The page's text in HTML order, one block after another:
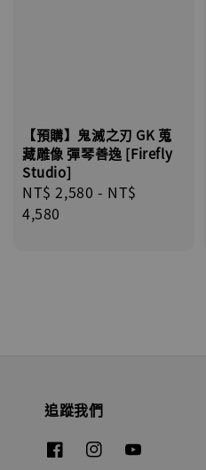
【預購】鬼滅之刃 GK 蒐
藏雕像 彈琴善逸 [Firefly
Studio]
Regular
price
NT$ 2,580 - NT$
4,580
追蹤我們